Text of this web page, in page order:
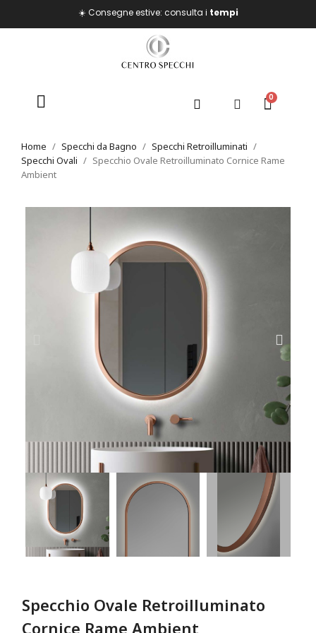
☀️ Consegne estive: consulta i tempi
Home Specchi da Bagno
Specchi Retroilluminati
Specchi Ovali
Specchio Ovale Retroilluminato Cornice Rame
Ambient
Specchio Ovale Retroilluminato
Cornice Rame Ambient